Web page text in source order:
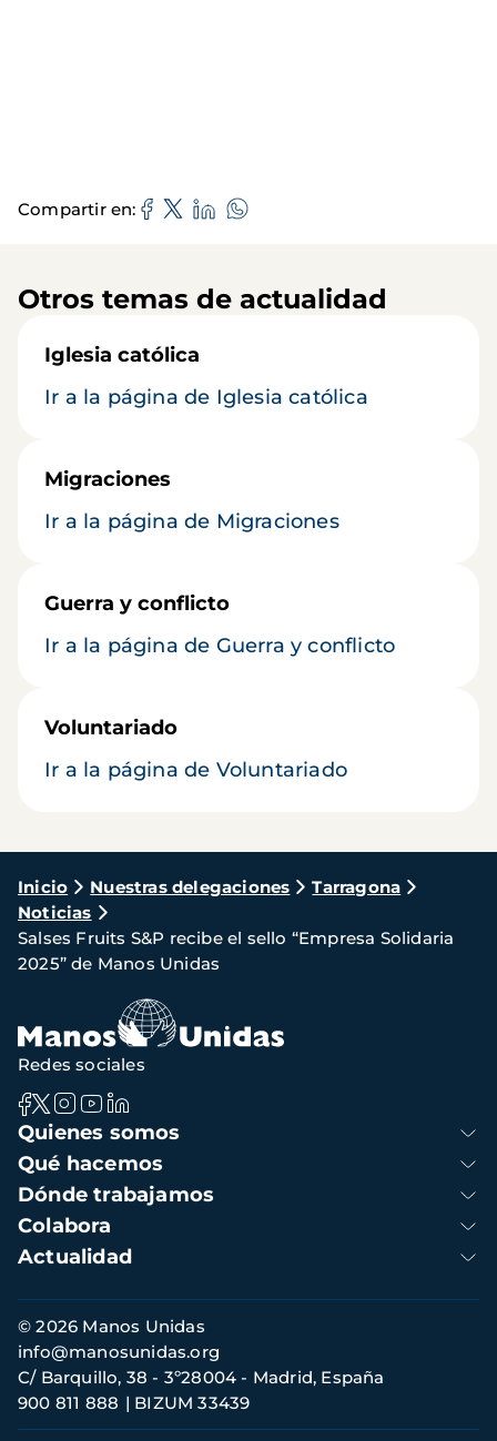
Compartir en
Otros temas de actualidad
Iglesia católica
Ir a la página de Iglesia católica
Migraciones
Ir a la página de Migraciones
Guerra y conflicto
Ir a la página de Guerra y conflicto
Voluntariado
Ir a la página de Voluntariado
Ruta
de
navegación
Inicio Nuestras delegaciones
Tarragona
Noticias
Salses Fruits S&P recibe el sello “Empresa Solidaria
2025” de Manos Unidas
Navegación
principal
Quienes somos
Qué hacemos
Dónde trabajamos
Colabora
Actualidad
Redes sociales
Información
de
contacto
© 2026 Manos Unidas
C/ Barquillo, 38 - 3º28004 - Madrid, España
900 811 888
BIZUM 33439
info@manosunidas.org